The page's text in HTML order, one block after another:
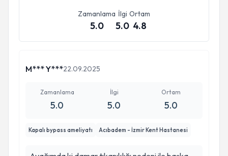
Zamanlama
5.0
İlgi
5.0
Ortam
4.8
M*** Y***22.09.2025
Zamanlama
5.0
İlgi
5.0
Ortam
5.0
Kapalı bypass ameliyatı Acıbadem - İzmir Kent Hastanesi